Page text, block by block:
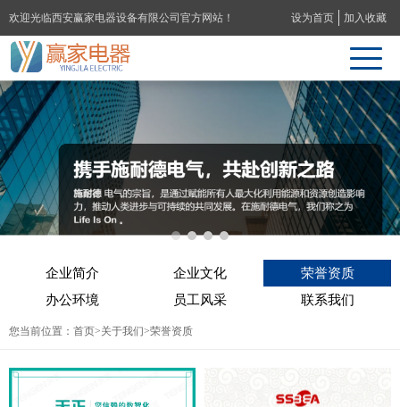
欢迎光临西安赢家电器设备有限公司官方网站！ 设为首页 加入收藏
企业简介 企业文化
荣誉资质
办公环境
员工风采 联系我们
您当前位置： 首页>关于我们>荣誉资质